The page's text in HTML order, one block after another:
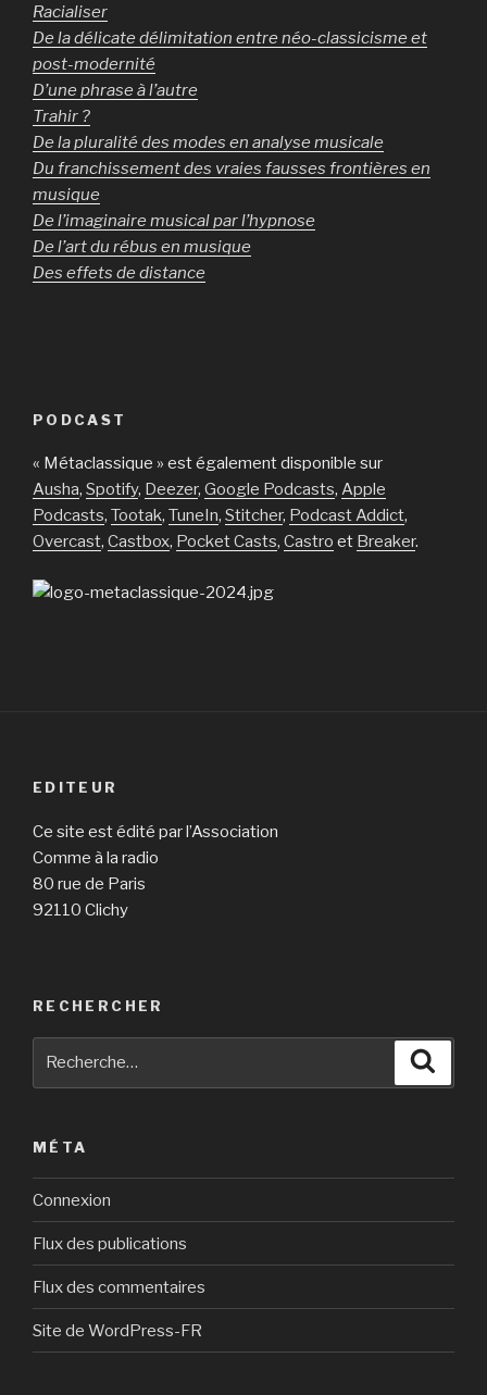
Racialiser
De la délicate délimitation entre néo-classicisme et
post-modernité
D’une phrase à l’autre
Trahir ?
De la pluralité des modes en analyse musicale
Du franchissement des vraies fausses frontières en
musique
De l’imaginaire musical par l’hypnose
De l’art du rébus en musique
Des effets de distance
PODCAST
« Métaclassique » est également disponible sur
Ausha, Spotify, Deezer, Google Podcasts, Apple
Podcasts, Tootak, TuneIn, Stitcher, Podcast Addict,
Overcast, Castbox, Pocket Casts, Castro et Breaker.
EDITEUR
Ce site est édité par l’Association
Comme à la radio
80 rue de Paris
92110 Clichy
RECHERCHER
MÉTA
Connexion
Flux des publications
Flux des commentaires
Site de WordPress-FR